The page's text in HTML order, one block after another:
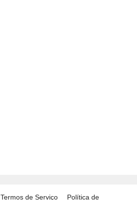
Termos de Serviço Política de